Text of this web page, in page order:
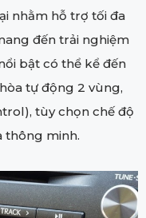
nhằm hỗ trợ tối đa
đến trải nghiệm
bật có thể kể đến
tự động 2 vùng,
tùy chọn chế độ
thông minh.